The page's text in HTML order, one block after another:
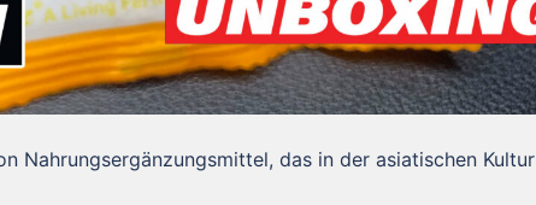
Nahrungsergänzungsmittel, das in der asiatischen Kultur